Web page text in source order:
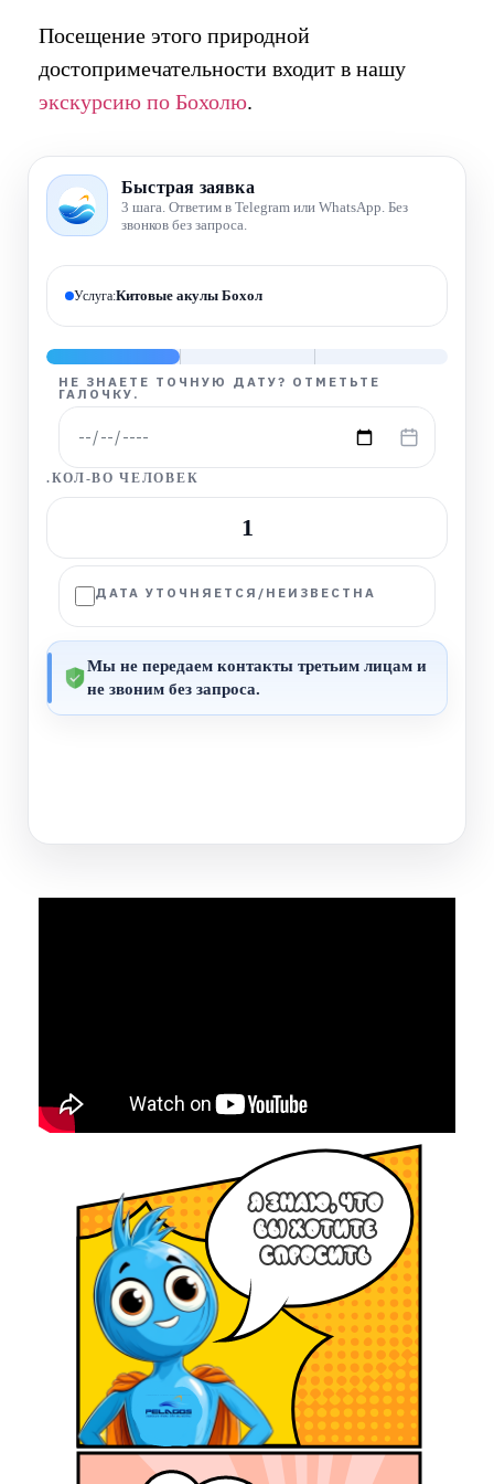
Посещение этого природной
достопримечательности входит в нашу
экскурсию по Бохолю.
Быстрая заявка
3 шага. Ответим в Telegram или WhatsApp. Без
звонков без запроса.
Услуга:Китовые акулы Бохол
НЕ ЗНАЕТЕ ТОЧНУЮ ДАТУ? ОТМЕТЬТЕ
ГАЛОЧКУ.
.КОЛ-ВО ЧЕЛОВЕК
1
ДАТА УТОЧНЯЕТСЯ/НЕИЗВЕСТНА
Мы не передаем контакты третьим лицам и
не звоним без запроса.